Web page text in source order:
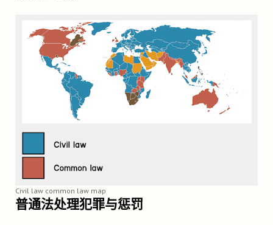
Civil law common law map
普通法处理犯罪与惩罚